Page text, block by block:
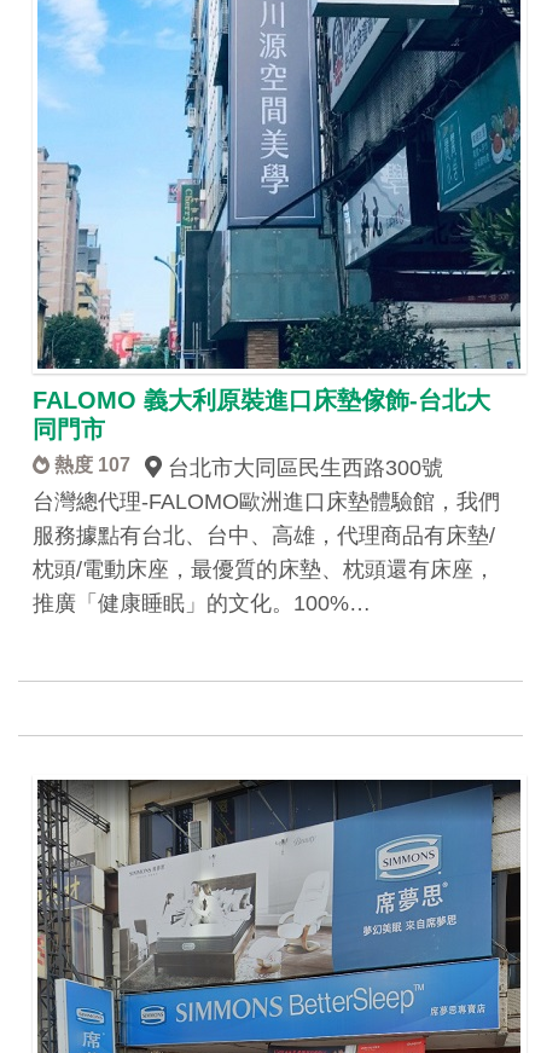
FALOMO 義大利原裝進口床墊傢飾-台北大
同門市
熱度 107
台北市大同區民生西路300號
台灣總代理-FALOMO歐洲進口床墊體驗館，我們
服務據點有台北、台中、高雄，代理商品有床墊/
枕頭/電動床座，最優質的床墊、枕頭還有床座，
推廣「健康睡眠」的文化。100%…